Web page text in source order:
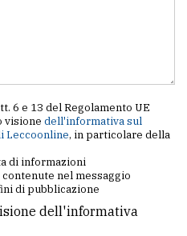
6 e 13 del Regolamento UE
visione dell'informativa sul
Leccoonline, in particolare della
di informazioni
nel messaggio
di pubblicazione
dell'informativa